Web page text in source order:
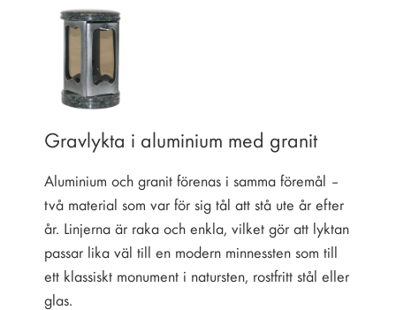
Gravlykta i aluminium med granit
Aluminium och granit förenas i samma föremål –
två material som var för sig tål att stå ute år efter
år. Linjerna är raka och enkla, vilket gör att lyktan
passar lika väl till en modern minnessten som till
ett klassiskt monument i natursten, rostfritt stål eller
glas.